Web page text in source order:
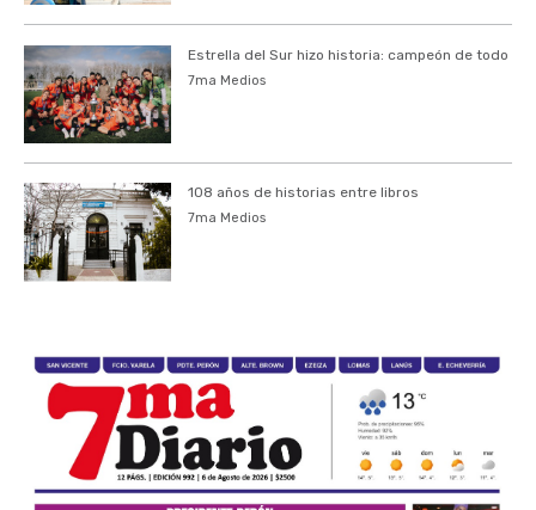
Estrella del Sur hizo historia: campeón de todo
7ma Medios
108 años de historias entre libros
7ma Medios